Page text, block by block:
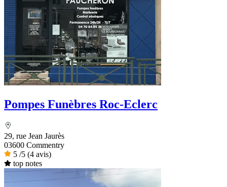
Pompes Funèbres Roc-Eclerc
29, rue Jean Jaurès
03600 Commentry
5 /5 (4 avis)
top notes